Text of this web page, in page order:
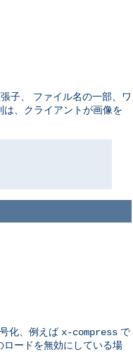
子、 ファイル名の一部、ワ
、クライアントが画像を
化、例えば x-compress で
ードを無効にしている場